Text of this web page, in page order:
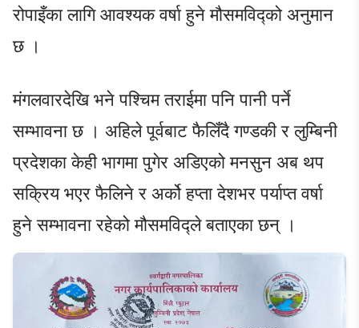
रोपाइँका लागि आवश्यक वर्षा हुने मौसमविद्को अनुमान
छ ।
मंगलवारदेखि भने पश्चिम तराईमा पनि पानी पर्ने
सम्भावना छ । अहिले पूर्वबाट फैलिँदै गण्डकी र लुम्बिनी
प्रदेशका केही भागमा पुगेर अडिएको मनसुन अब थप
सक्रिय भएर फैलिने र अर्को हप्ता देशभर पर्याप्त वर्षा
हुने सम्भावना रहेको मौसमविद्ले बताएका छन् ।